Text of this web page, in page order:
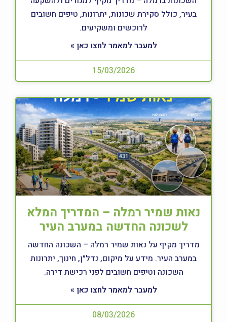
בעיר, כולל סקירת שכונות, יתרונות, טיפים חשובים
לרוכשים ומשקיעים.
למעבר למאמר לחצו כאן »
15/03/2026
נאות שמיר רמלה – המדריך המלא
לשכונה החדשה במערב העיר
מדריך מקיף על נאות שמיר רמלה – השכונה החדשה
במערב העיר. מידע על מיקום, נדל״ן, חינוך, יתרונות
השכונה וטיפים חשובים לפני רכישת דירה.
למעבר למאמר לחצו כאן »
08/03/2026